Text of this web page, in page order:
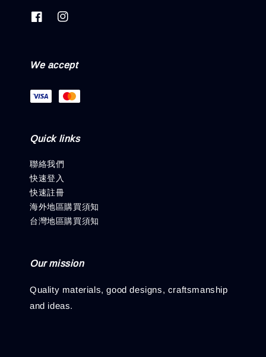
We accept
Quick links
聯絡我們
快速登入
快速註冊
海外地區購買須知
台灣地區購買須知
Our mission
Quality materials, good designs, craftsmanship
and ideas.